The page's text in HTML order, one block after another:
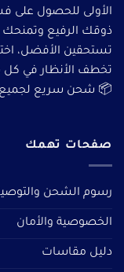
الأولى للحصول على
ذوقك الرفيع وتمنحك
تستحقين الأفضل،
تخطف الأنظار في كل
📦 شحن سريع لجميع
صفحات تهمك
رسوم الشحن
الخصوصية والأمان
دليل مقاسات